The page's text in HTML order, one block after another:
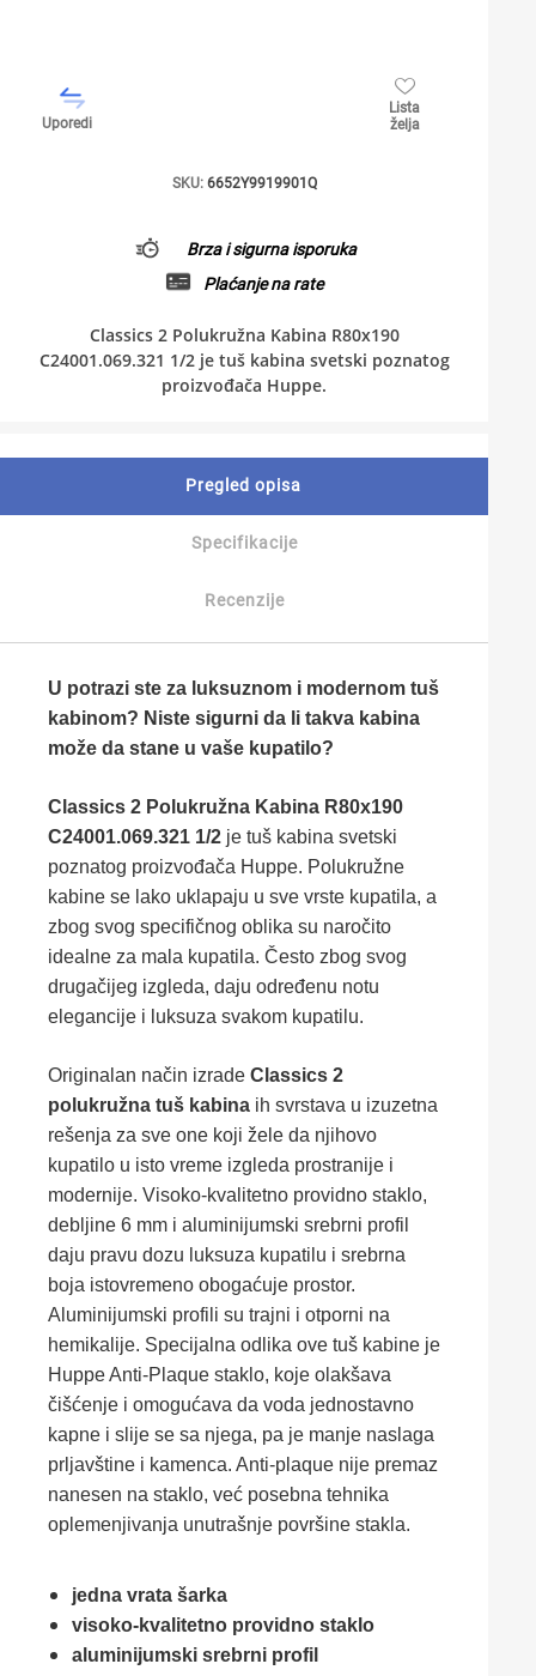
Uporedi
Lista
želja
SKU: 6652Y9919901Q
Brza i sigurna isporuka
Plaćanje na rate
Classics 2 Polukružna Kabina R80x190
C24001.069.321 1/2 je tuš kabina svetski poznatog
proizvođača Huppe.
Pregled opisa
Specifikacije
Recenzije
U potrazi ste za luksuznom i modernom tuš
kabinom? Niste sigurni da li takva kabina
može da stane u vaše kupatilo?
Classics 2 Polukružna Kabina R80x190
C24001.069.321 1/2 je tuš kabina svetski
poznatog proizvođača Huppe. Polukružne
kabine se lako uklapaju u sve vrste kupatila, a
zbog svog specifičnog oblika su naročito
idealne za mala kupatila. Često zbog svog
drugačijeg izgleda, daju određenu notu
elegancije i luksuza svakom kupatilu.
Originalan način izrade Classics 2
polukružna tuš kabina ih svrstava u izuzetna
rešenja za sve one koji žele da njihovo
kupatilo u isto vreme izgleda prostranije i
modernije. Visoko-kvalitetno providno staklo,
debljine 6 mm i aluminijumski srebrni profil
daju pravu dozu luksuza kupatilu i srebrna
boja istovremeno obogaćuje prostor.
Aluminijumski profili su trajni i otporni na
hemikalije. Specijalna odlika ove tuš kabine je
Huppe Anti-Plaque staklo, koje olakšava
čišćenje i omogućava da voda jednostavno
kapne i slije se sa njega, pa je manje naslaga
prljavštine i kamenca. Anti-plaque nije premaz
nanesen na staklo, već posebna tehnika
oplemenjivanja unutrašnje površine stakla.
jedna vrata šarka
visoko-kvalitetno providno staklo
aluminijumski srebrni profil